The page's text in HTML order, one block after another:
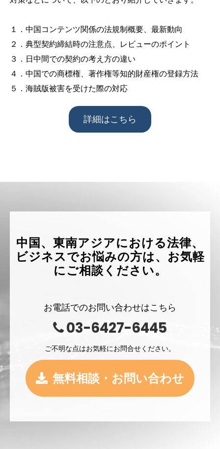
１．中国コンテンツ関係の法規制概要、最新動向
２．典型契約締結時の注意点、レビューのポイント
３．日中間での契約の考え方の違い
４．中国での商標権、著作権等知的財産権の登録方法
５．海賊版被害を受けた際の対応
詳細はこちら
中国、東南アジアにおける法律、
ビジネスでお悩みの方は、お気軽
にご相談ください。
お電話でのお問い合わせはこちら
03-6427-6445
ご不明な点はお気軽にお問合せください。
無料相談・お問い合わせ